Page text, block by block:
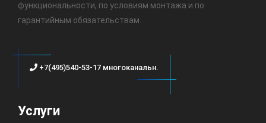
функциональности, по условиям монтажа и по
гарантийным обязательствам.
+7(495)540-53-17 многоканальн.
Услуги